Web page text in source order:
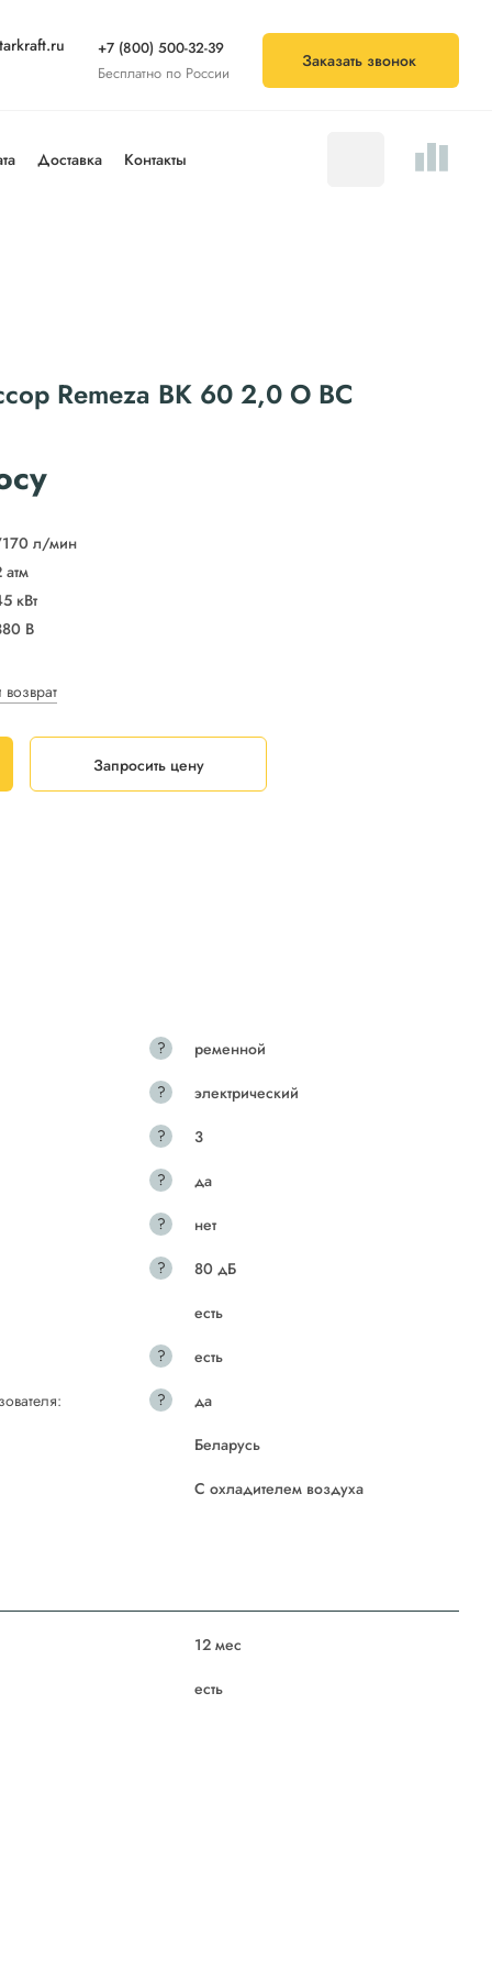
+7 (800) 500-32-39
Бесплатно по России
Заказать звонок
Доставка Контакты
Remeza ВК 60 2,0 О ВС
л/мин
атм
кВт
В
возврат
Запросить цену
?
ременной
?
электрический
?
3
?
да
?
нет
?
80 дБ
есть
?
есть
?
да
Беларусь
С охладителем воздуха
12 мес
есть